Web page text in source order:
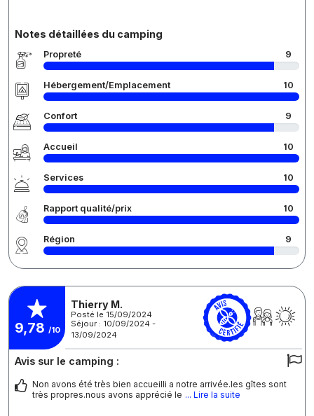
Notes détaillées du camping
Propreté 9
Hébergement/Emplacement 10
Confort 9
Accueil 10
Services 10
Rapport qualité/prix 10
Région 9
9,78 /10
Thierry M.
Posté le 15/09/2024
Séjour : 10/09/2024 -
13/09/2024
Avis sur le camping :
Non avons été très bien accueilli a notre arrivée.les gîtes sont
très propres.nous avons apprécié le ... Lire la suite